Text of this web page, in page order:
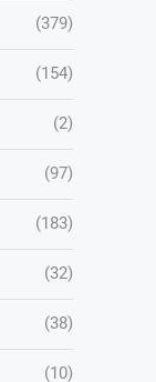
(379)
(154)
(2)
(97)
(183)
(32)
(38)
(10)